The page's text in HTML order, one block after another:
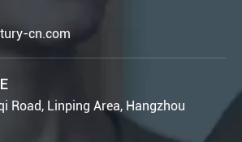
cn.com
Road, Linping Area, Hangzhou